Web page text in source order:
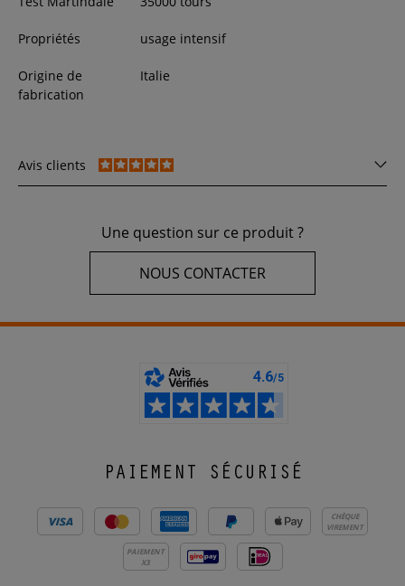
Propriétés usage intensif
Origine de
fabrication
Italie
Avis clients
Une question sur ce produit ?
NOUS CONTACTER
PAIEMENT SÉCURISÉ
CHÈQUE
VIREMENT
PAIEMENT
X3